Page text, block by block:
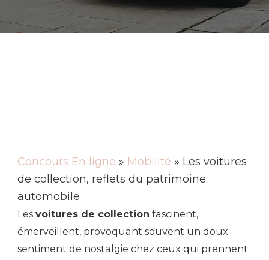
Concours En ligne » Mobilité » Les voitures
de collection, reflets du patrimoine
automobile
Les voitures de collection fascinent,
émerveillent, provoquant souvent un doux
sentiment de nostalgie chez ceux qui prennent